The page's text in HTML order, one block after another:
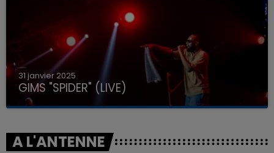
31 janvier 2025
GIMS "SPIDER" (LIVE)
A L'ANTENNE